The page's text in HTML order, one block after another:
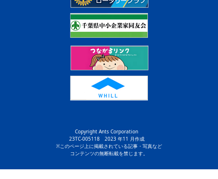
Copyright Ants Corporation
23TC-005118 2023 年11 月作成
※このページ上に掲載されている記事・写真など
コンテンツの無断転載を禁じます。